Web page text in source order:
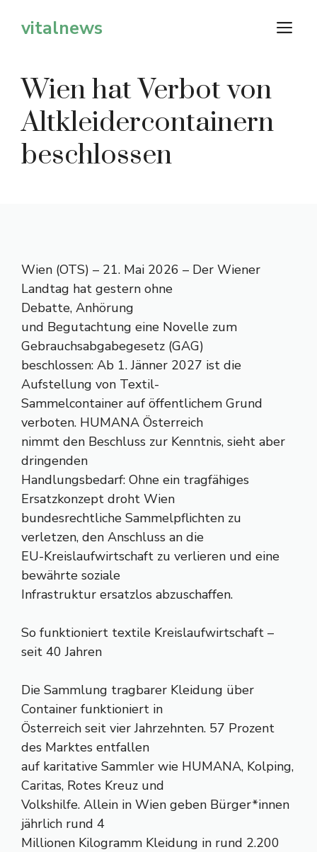
Inhaltvitalnews
Wien hat Verbot von
Altkleidercontainern
beschlossen
Wien (OTS) – 21. Mai 2026 – Der Wiener
Landtag hat gestern ohne
Debatte, Anhörung
und Begutachtung eine Novelle zum
Gebrauchsabgabegesetz (GAG)
beschlossen: Ab 1. Jänner 2027 ist die
Aufstellung von Textil-
Sammelcontainer auf öffentlichem Grund
verboten. HUMANA Österreich
nimmt den Beschluss zur Kenntnis, sieht aber
dringenden
Handlungsbedarf: Ohne ein tragfähiges
Ersatzkonzept droht Wien
bundesrechtliche Sammelpflichten zu
verletzen, den Anschluss an die
EU-Kreislaufwirtschaft zu verlieren und eine
bewährte soziale
Infrastruktur ersatzlos abzuschaffen.
So funktioniert textile Kreislaufwirtschaft –
seit 40 Jahren
Die Sammlung tragbarer Kleidung über
Container funktioniert in
Österreich seit vier Jahrzehnten. 57 Prozent
des Marktes entfallen
auf karitative Sammler wie HUMANA, Kolping,
Caritas, Rotes Kreuz und
Volkshilfe. Allein in Wien geben Bürger*innen
jährlich rund 4
Millionen Kilogramm Kleidung in rund 2.200